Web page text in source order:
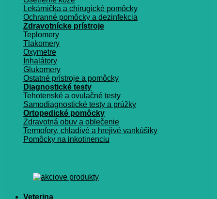
Lekárnička a chirugické pomôcky
Ochranné pomôcky a dezinfekcia
Zdravotnícke prístroje
Teplomery
Tlakomery
Oxymetre
Inhalátory
Glukomery
Ostatné prístroje a pomôcky
Diagnostické testy
Tehotenské a ovulačné testy
Samodiagnostické testy a prúžky
Ortopedické pomôcky
Zdravotná obuv a oblečenie
Termofory, chladivé a hrejivé vankúšiky
Pomôcky na inkotinenciu
Veterina